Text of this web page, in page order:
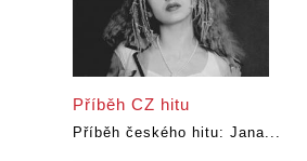
Příběh CZ hitu
Příběh českého hitu: Jana...